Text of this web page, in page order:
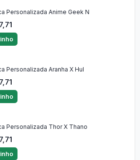
Personalizada Anime Geek N
Personalizada Aranha X Hul
Personalizada Thor X Thano